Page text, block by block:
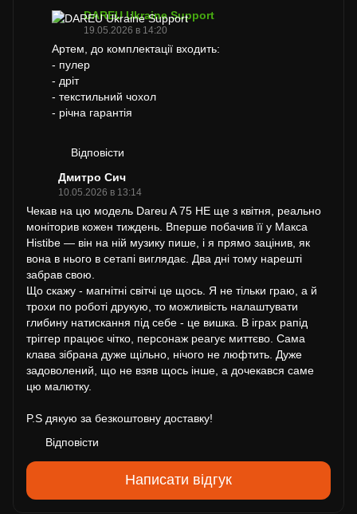
DAREU Ukraine Support
19.05.2026 в 14:20
Артем, до комплектації входить:
- пулер
- дріт
- текстильний чохол
- річна гарантія
Відповісти
Дмитро Сич
10.05.2026 в 13:14
Чекав на цю модель Dareu A 75 HE ще з квітня, реально
моніторив кожен тиждень. Вперше побачив її у Макса
Histibe — він на ній музику пише, і я прямо зацінив, як
вона в нього в сетапі виглядає. Два дні тому нарешті
забрав свою.
Що скажу - магнітні світчі це щось. Я не тільки граю, а й
трохи по роботі друкую, то можливість налаштувати
глибину натискання під себе - це вишка. В іграх рапід
тріггер працює чітко, персонаж реагує миттєво. Сама
клава зібрана дуже щільно, нічого не люфтить. Дуже
задоволений, що не взяв щось інше, а дочекався саме
цю малютку.
P.S дякую за безкоштовну доставку!
Відповісти
Написати відгук